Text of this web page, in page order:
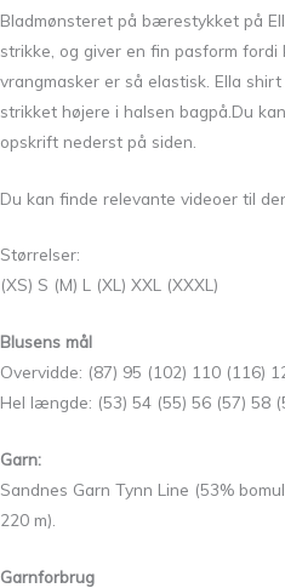
Bladmønsteret på bærestykket på
strikke, og giver en fin pasform
vrangmasker er så elastisk. Ella
strikket højere i halsen bagpå.Du
opskrift nederst på siden.
Du kan finde relevante videoer til
Størrelser:
(XS) S (M) L (XL) XXL (XXXL)
Blusens mål
Overvidde: (87) 95 (102) 110 (116)
Hel længde: (53) 54 (55) 56 (57) 58
Garn:
Sandnes Garn Tynn Line (53%
220 m).
Garnforbrug